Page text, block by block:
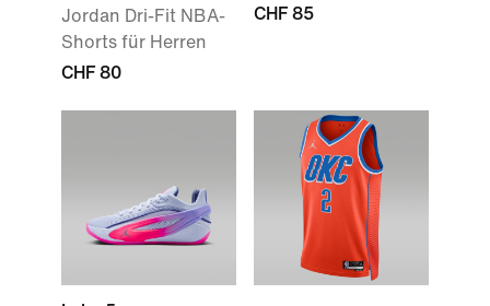
Jordan Dri-Fit NBA-
Shorts für Herren
CHF 80
CHF 85